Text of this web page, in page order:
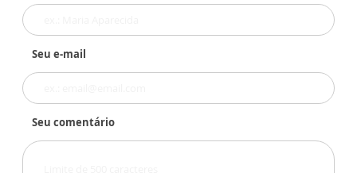
Seu e-mail
Seu comentário